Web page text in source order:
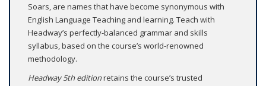
Soars, are names that have become synonymous with
English Language Teaching and learning. Teach with
Headway’s perfectly-balanced grammar and skills
syllabus, based on the course’s world-renowned
methodology.
Headway 5th editionretains the course’s trusted